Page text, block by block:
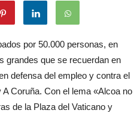
por 50.000 personas, en
grandes que se recuerdan en
defensa del empleo y contra el
Coruña. Con el lema «Alcoa no
de la Plaza del Vaticano y